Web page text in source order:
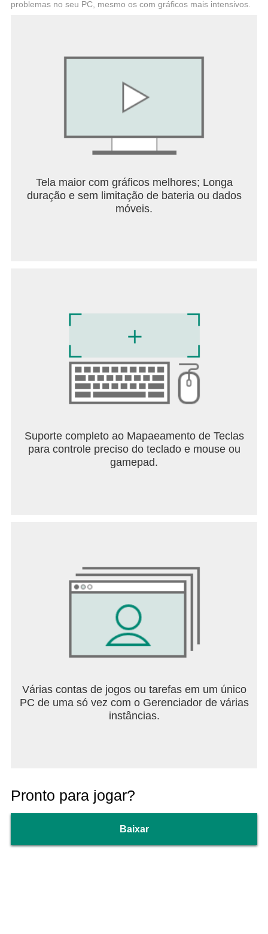
Privacy Policy available at
problemas no seu PC, mesmo os com gráficos mais intensivos.
Tela maior com gráficos melhores; Longa
duração e sem limitação de bateria ou dados
móveis.
Suporte completo ao Mapaeamento de Teclas
para controle preciso do teclado e mouse ou
gamepad.
Várias contas de jogos ou tarefas em um único
PC de uma só vez com o Gerenciador de várias
instâncias.
Pronto para jogar?
Baixar